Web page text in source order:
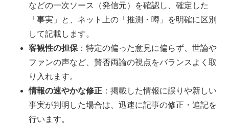
などの一次ソース（発信元）を確認し、確定した
「事実」と、ネット上の「推測・噂」を明確に区別
して記載します。
客観性の担保 ：特定の偏った意見に偏らず、世論や
ファンの声など、賛否両論の視点をバランスよく取
り入れます。
情報の速やかな修正 ：掲載した情報に誤りや新しい
事実が判明した場合は、迅速に記事の修正・追記を
行います。